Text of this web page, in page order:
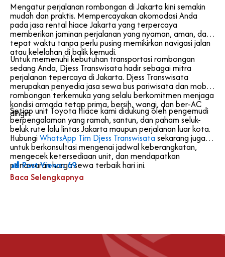
Mengatur perjalanan rombongan di Jakarta kini semakin
mudah dan praktis. Mempercayakan akomodasi Anda
pada jasa rental hiace Jakarta yang terpercaya
memberikan jaminan perjalanan yang nyaman, aman, dan
tepat waktu tanpa perlu pusing memikirkan navigasi jalan
atau kelelahan di balik kemudi.
Untuk memenuhi kebutuhan transportasi rombongan
sedang Anda, Djess Transwisata hadir sebagai mitra
perjalanan tepercaya di Jakarta. Djess Transwisata
merupakan penyedia jasa sewa bus pariwisata dan mobil
rombongan terkemuka yang selalu berkomitmen menjaga
kondisi armada tetap prima, bersih, wangi, dan ber-AC
dingin.
Setiap unit Toyota Hiace kami didukung oleh pengemudi
berpengalaman yang ramah, santun, dan paham seluk-
beluk rute lalu lintas Jakarta maupun perjalanan luar kota.
Hubungi WhatsApp Tim Djess Transwisata sekarang juga
untuk berkonsultasi mengenai jadwal keberangkatan,
mengecek ketersediaan unit, dan mendapatkan
penawaran harga sewa terbaik hari ini.
Post Views: 69
Baca Selengkapnya